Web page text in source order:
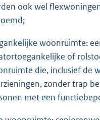
ook wel
woonruimte:
of
die, inclusief de
zonder trap
met een